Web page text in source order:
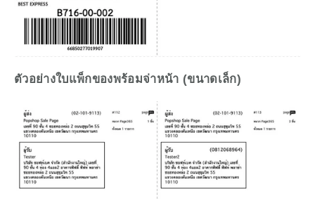
ตัวอย่างใบแพ็กของพร้อมจ่าหน้า (ขนาดเล็ก)